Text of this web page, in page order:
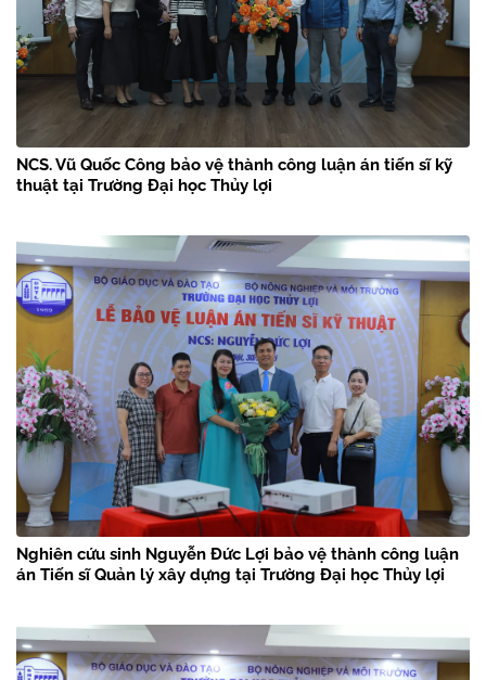
NCS. Vũ Quốc Công bảo vệ thành công luận án tiến sĩ kỹ
thuật tại Trường Đại học Thủy lợi
Nghiên cứu sinh Nguyễn Đức Lợi bảo vệ thành công luận
án Tiến sĩ Quản lý xây dựng tại Trường Đại học Thủy lợi